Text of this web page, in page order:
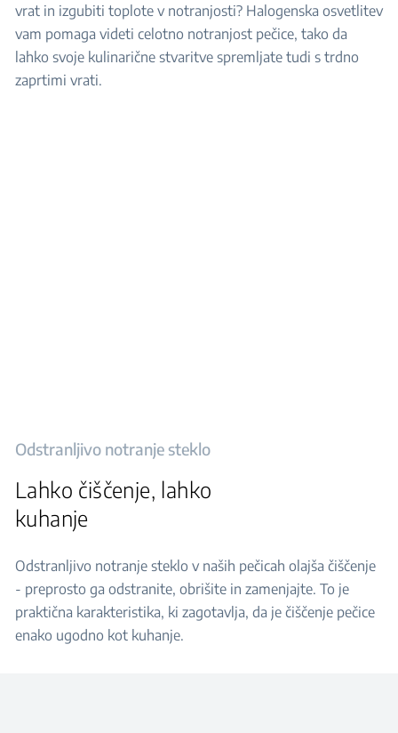
vrat in izgubiti toplote v notranjosti? Halogenska osvetlitev
vam pomaga videti celotno notranjost pečice, tako da
lahko svoje kulinarične stvaritve spremljate tudi s trdno
zaprtimi vrati.
Odstranljivo notranje steklo
Lahko čiščenje, lahko
kuhanje
Odstranljivo notranje steklo v naših pečicah olajša čiščenje
- preprosto ga odstranite, obrišite in zamenjajte. To je
praktična karakteristika, ki zagotavlja, da je čiščenje pečice
enako ugodno kot kuhanje.